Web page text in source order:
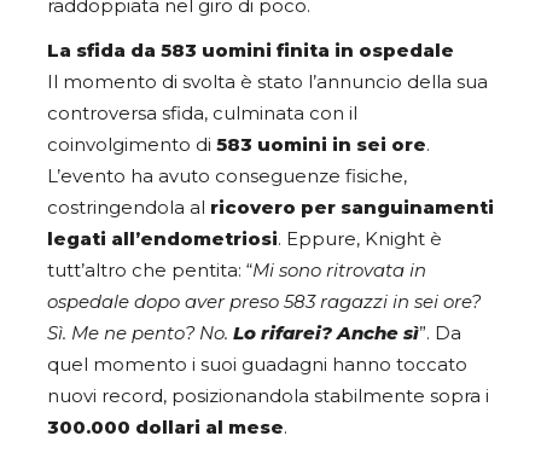
raddoppiata nel giro di poco.
La sfida da 583 uomini finita in ospedale
Il momento di svolta è stato l’annuncio della sua
controversa sfida, culminata con il
coinvolgimento di 583 uomini in sei ore.
L’evento ha avuto conseguenze fisiche,
costringendola al ricovero per sanguinamenti
legati all’endometriosi. Eppure, Knight è
tutt’altro che pentita: “Mi sono ritrovata in
ospedale dopo aver preso 583 ragazzi in sei ore?
Sì. Me ne pento? No. Lo rifarei? Anche sì”. Da
quel momento i suoi guadagni hanno toccato
nuovi record, posizionandola stabilmente sopra i
300.000 dollari al mese.